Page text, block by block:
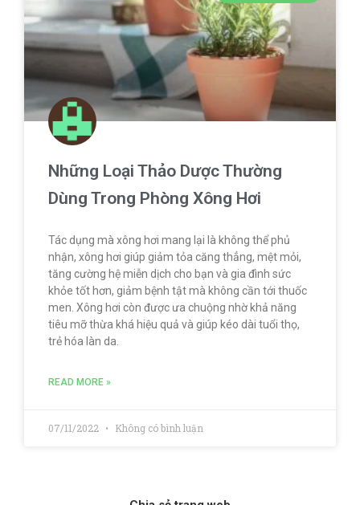
Những Loại Thảo Dược Thường
Dùng Trong Phòng Xông Hơi
Tác dụng mà xông hơi mang lại là không thể phủ
nhận, xông hơi giúp giảm tỏa căng thẳng, mệt mỏi,
tăng cường hệ miễn dịch cho bạn và gia đình sức
khỏe tốt hơn, giảm bệnh tật mà không cần tới thuốc
men. Xông hơi còn được ưa chuộng nhờ khả năng
tiêu mỡ thừa khá hiệu quả và giúp kéo dài tuổi thọ,
trẻ hóa làn da.
READ MORE »
07/11/2022 Không có bình luận